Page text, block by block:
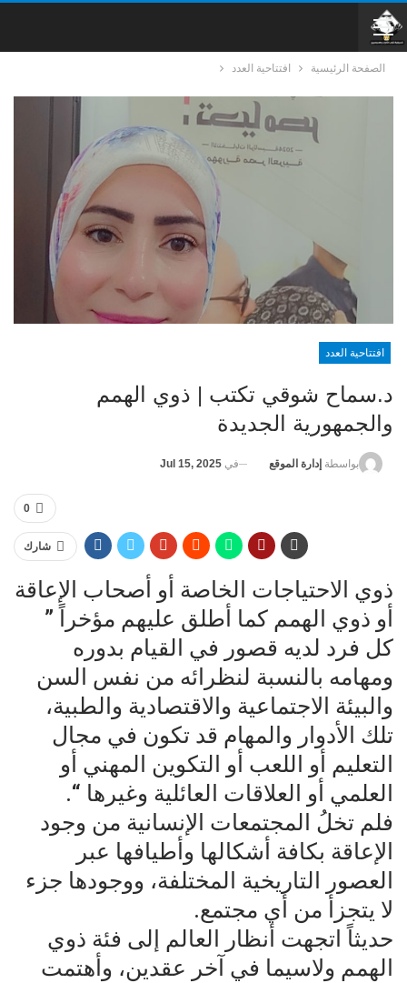
الصفحة الرئيسية افتتاحية العدد
افتتاحية العدد
د.سماح شوقي تكتب | ذوي الهمم
والجمهورية الجديدة
بواسطة إدارة الموقع في Jul 15, 2025
0
شارك
ذوي الاحتياجات الخاصة أو أصحاب الإعاقة
أو ذوي الهمم كما أطلق عليهم مؤخراً ”
كل فرد لديه قصور في القيام بدوره
ومهامه بالنسبة لنظرائه من نفس السن
والبيئة الاجتماعية والاقتصادية والطبية،
تلك الأدوار والمهام قد تكون في مجال
التعليم أو اللعب أو التكوين المهني أو
العلمي أو العلاقات العائلية وغيرها “.
فلم تخلُ المجتمعات الإنسانية من وجود
الإعاقة بكافة أشكالها وأطيافها عبر
العصور التاريخية المختلفة، ووجودها جزء
لا يتجزأ من أي مجتمع.
حديثاً اتجهت أنظار العالم إلى فئة ذوي
الهمم ولاسيما في آخر عقدين، وأهتمت